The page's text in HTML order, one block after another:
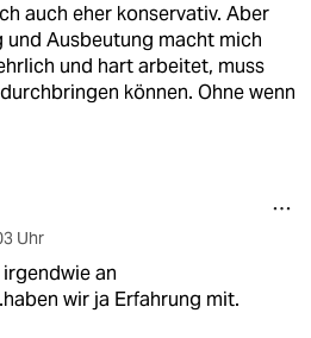
auch eher konservativ. Aber
und Ausbeutung macht mich
und hart arbeitet, muss
können. Ohne wenn
Uhr
an
wir ja Erfahrung mit.